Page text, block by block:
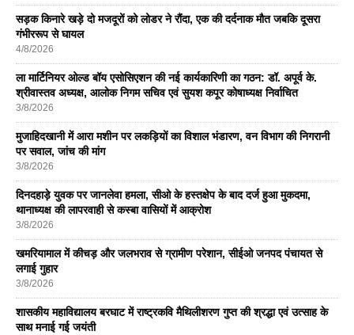
सड़क किनारे खड़े दो मजदूरों को लोडर ने रौंदा, एक की दर्दनाक मौत जबकि दूसरा
गंभीररूप से घायल
4/8/2026
ला मार्टिनियर ओल्ड बॉय एसोसिएशन की नई कार्यकारिणी का गठन: डॉ. अपूर्व के.
श्रीवास्तव अध्यक्ष, आलोक निगम सचिव एवं सुयश कपूर कोषाध्यक्ष निर्वाचित
3/8/2026
मुजाहिदखानी में आरा मशीन पर लकड़ियों का विशाल भंडारण, वन विभाग की निगरानी
पर सवाल, जांच की मांग
3/8/2026
दिनदहाड़े युवक पर जानलेवा हमला, सीओ के हस्तक्षेप के बाद दर्ज हुआ मुकदमा,
थानाध्यक्ष की लापरवाही से कस्बा वासियों में आक्रोश
3/8/2026
खमरियामाल में कीचड़ और जलभराव से ग्रामीण परेशान, सीईओ जनपद पंचायत से
लगाई गुहार
3/8/2026
शासकीय महाविद्यालय बरघाट में राष्ट्रकवि मैथिलीशरण गुप्त की श्रद्धा एवं उत्साह के
साथ मनाई गई जयंती